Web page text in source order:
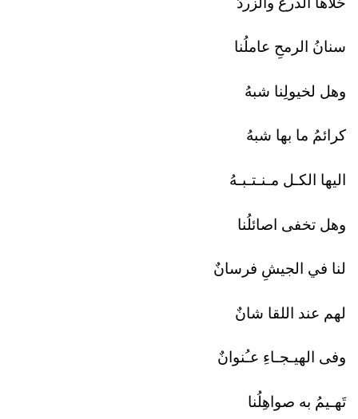
سنانُ الرمحِ عاملُنا
وهل لخيولِنا شبهُ
كرائمُ ما بها شبهُ
اليها الكـل مـنـتـبـهُ
وهل تخفى اصائلُنا
لنا في الجيشِ فرسانٌ
لهم عند اللقا شانٌ
وفى الهيـجـاءِ عـُنوانٌ
تَهـيمُ به صواهِلُنا